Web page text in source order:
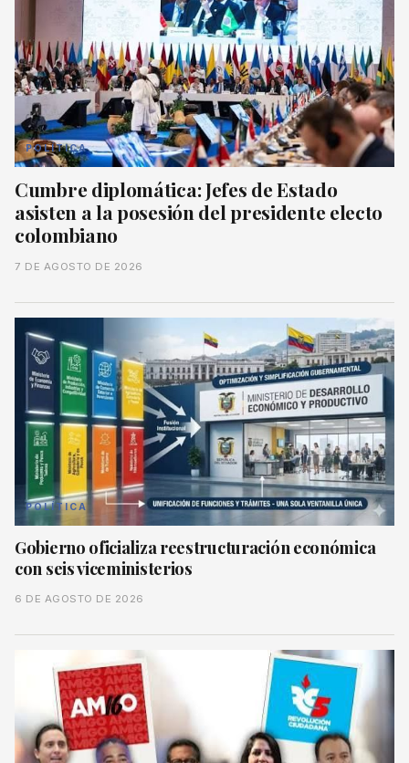
POLÍTICA
Cumbre diplomática: Jefes de Estado
asisten a la posesión del presidente electo
colombiano
7 DE AGOSTO DE 2026
POLÍTICA
Gobierno oficializa reestructuración económica
con seis viceministerios
6 DE AGOSTO DE 2026